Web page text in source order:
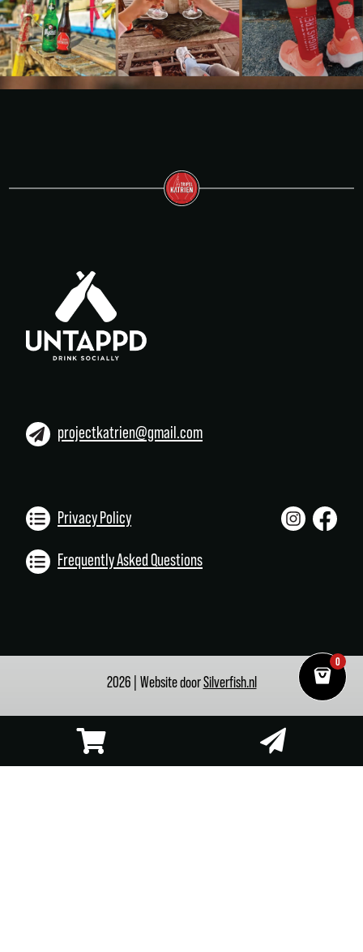
projectkatrien@gmail.com
Privacy Policy
Frequently Asked Questions
2026 | Website doorSilverfish.nl
0